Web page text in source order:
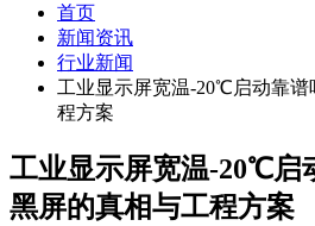
首页
新闻资讯
行业新闻
工业显示屏宽温-20℃启动靠谱
程方案
工业显示屏宽温-20℃启
黑屏的真相与工程方案